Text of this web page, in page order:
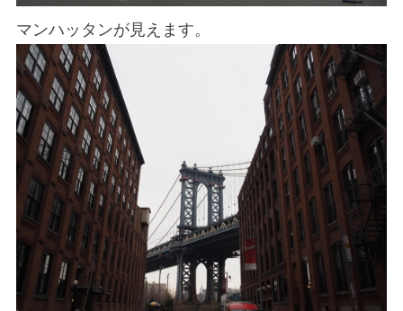
マンハッタンが見えます。